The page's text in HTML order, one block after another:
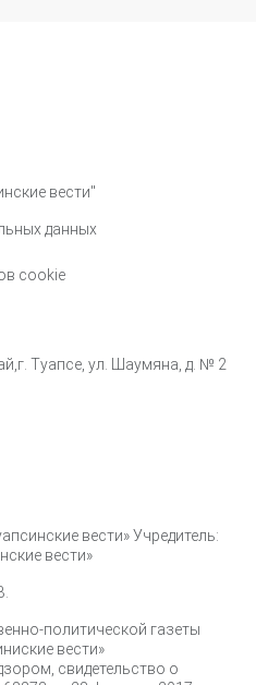
вести"
данных
cookie
Туапсе, ул. Шаумяна, д. № 2
вести» Учредитель:
вести»
политической газеты
вести»
свидетельство о